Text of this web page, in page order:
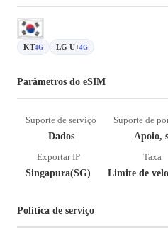
KT4G LG U+4G
Parâmetros do eSIM
Suporte de serviço
Dados
Suporte de
Apoio,
Exportar IP
Singapura(SG)
Taxa
Limite de
Política de serviço